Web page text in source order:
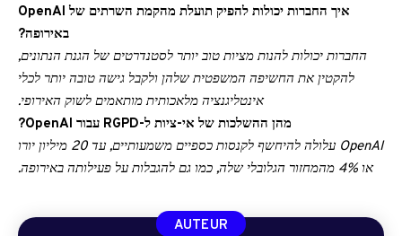
איך החברות יכולות להפיק תועלת מהקמת השרתים של OpenAI
באירופה?
החברות יכולות להנות מציות טוב יותר לסטנדרטים של הגנת הנתונים,
להקטין את החשיפה המשפטית שלהן ולקבל גישה טובה יותר לכלי
אינטליגנציה מלאכותית מותאמים לשוק האירופי.
מהן ההשלכות של אי-ציות ל-RGPD עבור OpenAI?
OpenAI עלולה להיחשף לקנסות כספיים משמעותיים, עד 20 מיליון יורו
או 4% מהמחזור הגלובלי שלה, כמו גם להגבלות על פעילותה באירופה.
AUTEUR